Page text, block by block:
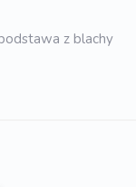
z blachy